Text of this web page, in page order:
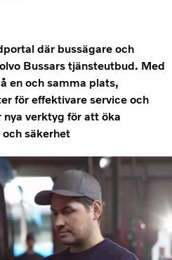
där bussägare och
Bussars tjänsteutbud. Med
en och samma plats,
för effektivare service och
nya verktyg för att öka
säkerhet